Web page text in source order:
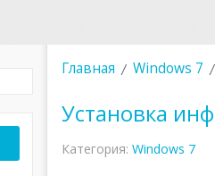
Главная Windows 7
Установка
Категория: Windows 7